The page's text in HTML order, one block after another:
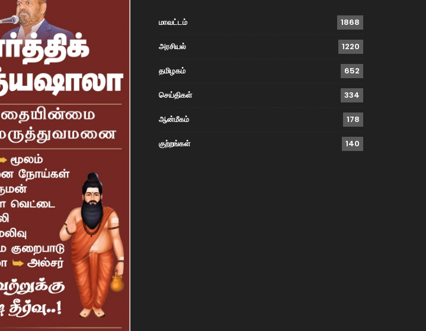
மாவட்டம் 1868
அரசியல் 1220
தமிழகம் 652
செய்திகள் 334
ஆன்மீகம் 178
குற்றங்கள் 140